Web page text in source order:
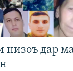
низоъ дар